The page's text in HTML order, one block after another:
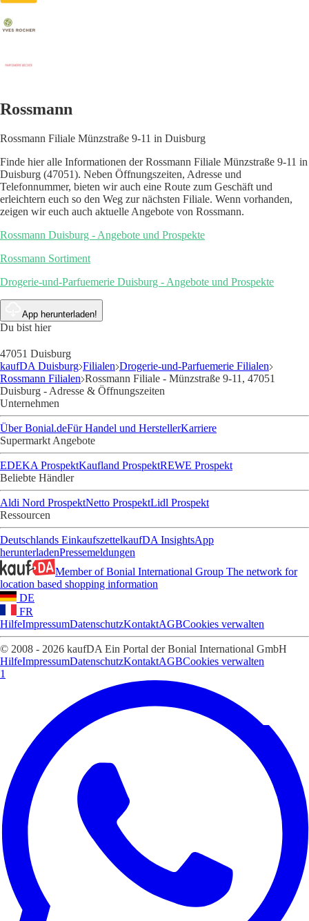
Rossmann
Rossmann Filiale Münzstraße 9-11 in Duisburg
Finde hier alle Informationen der Rossmann Filiale Münzstraße 9-11 in
Duisburg (47051). Neben Öffnungszeiten, Adresse und
Telefonnummer, bieten wir auch eine Route zum Geschäft und
erleichtern euch so den Weg zur nächsten Filiale. Wenn vorhanden,
zeigen wir euch auch aktuelle Angebote von Rossmann.
Rossmann Duisburg - Angebote und Prospekte
Rossmann Sortiment
Drogerie-und-Parfuemerie Duisburg - Angebote und Prospekte
App herunterladen!
Du bist hier
47051 Duisburg
kaufDA Duisburg Filialen Drogerie-und-Parfuemerie Filialen
Rossmann Filialen Rossmann Filiale - Münzstraße 9-11, 47051
Duisburg - Adresse & Öffnungszeiten
Unternehmen
Über Bonial.deFür Handel und HerstellerKarriere
Supermarkt Angebote
EDEKA ProspektKaufland ProspektREWE Prospekt
Beliebte Händler
Aldi Nord ProspektNetto ProspektLidl Prospekt
Ressourcen
Deutschlands EinkaufszettelkaufDA InsightsApp
herunterladenPressemeldungen
Member of Bonial International Group The network for
location based shopping information
DE
FR
HilfeImpressumDatenschutzKontaktAGBCookies verwalten
© 2008 - 2026 kaufDA Ein Portal der Bonial International GmbH
HilfeImpressumDatenschutzKontaktAGBCookies verwalten
1